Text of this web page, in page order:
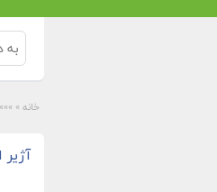
خانه »